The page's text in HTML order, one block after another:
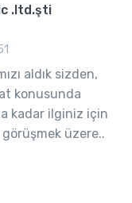
.ltd.şti
aldık sizden,
konusunda
kadar ilginiz için
üzere..